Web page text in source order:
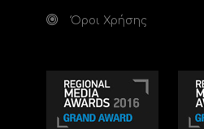
Όροι Χρήσης